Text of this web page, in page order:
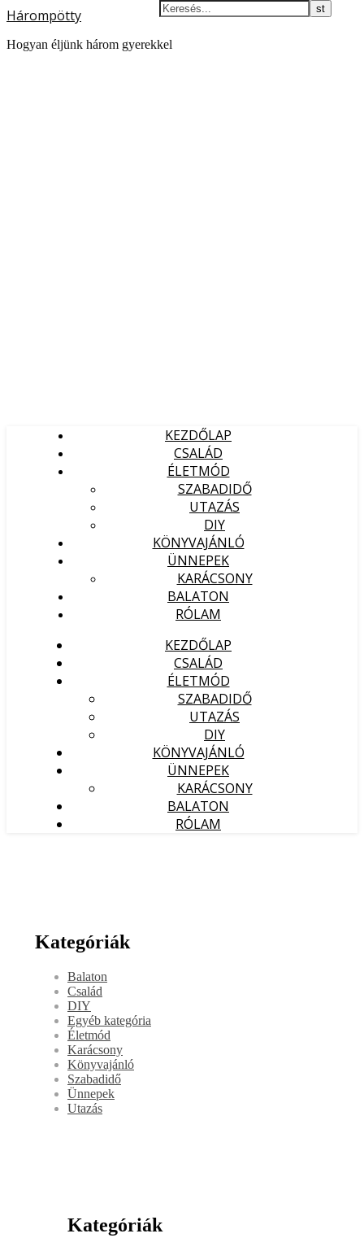
Hárompötty
Hogyan éljünk három gyerekkel
KEZDŐLAP
CSALÁD
ÉLETMÓD
SZABADIDŐ
UTAZÁS
DIY
KÖNYVAJÁNLÓ
ÜNNEPEK
KARÁCSONY
BALATON
RÓLAM
KEZDŐLAP
CSALÁD
ÉLETMÓD
SZABADIDŐ
UTAZÁS
DIY
KÖNYVAJÁNLÓ
ÜNNEPEK
KARÁCSONY
BALATON
RÓLAM
Kategóriák
Balaton
Család
DIY
Egyéb kategória
Életmód
Karácsony
Könyvajánló
Szabadidő
Ünnepek
Utazás
Kategóriák